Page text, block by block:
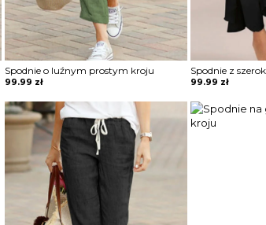
Spodnie o luźnym prostym kroju
99.99 zł 99.99 zł